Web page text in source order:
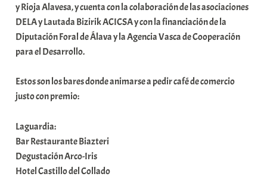
y Rioja Alavesa, y cuenta con la colaboración de las asociaciones
DELA y Lautada Bizirik ACICSA y con la financiación de la
Diputación Foral de Álava y la Agencia Vasca de Cooperación
para el Desarrollo.
Estos son los bares donde animarse a pedir café de comercio
justo con premio:
Laguardia:
Bar Restaurante Biazteri
Degustación Arco-Iris
Hotel Castillo del Collado